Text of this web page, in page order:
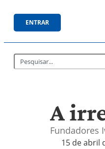
ENTRAR
A
Fundadores
15 de abril